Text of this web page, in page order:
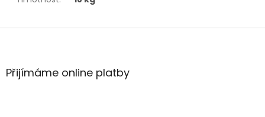
Z
aPřijímáme online platby